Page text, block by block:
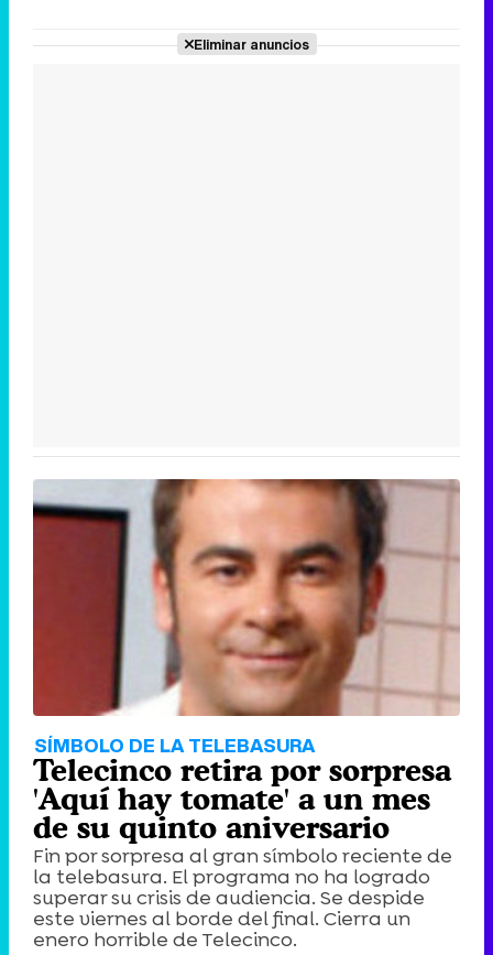
Eliminar anuncios
SÍMBOLO DE LA TELEBASURA
Telecinco retira por sorpresa
'Aquí hay tomate' a un mes
de su quinto aniversario
Fin por sorpresa al gran símbolo reciente de
la telebasura. El programa no ha logrado
superar su crisis de audiencia. Se despide
este viernes al borde del final. Cierra un
enero horrible de Telecinco.